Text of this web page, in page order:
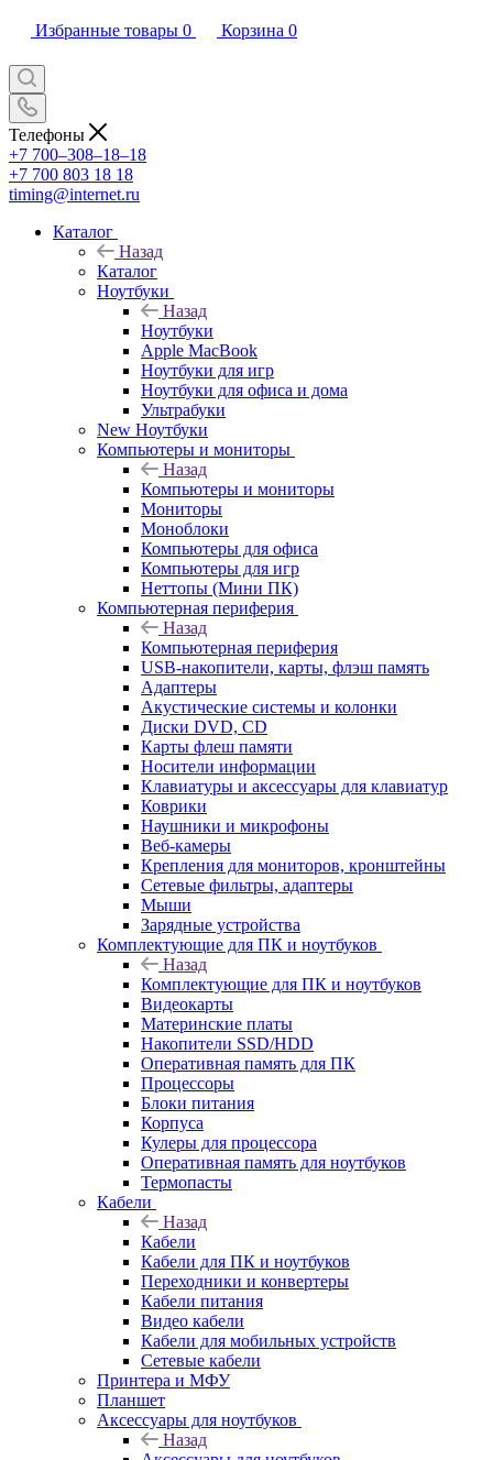
Избранные товары 0 Корзина 0
Телефоны
+7 700‒308‒18‒18
+7 700 803 18 18
timing@internet.ru
Каталог
Назад
Каталог
Ноутбуки
Назад
Ноутбуки
Apple MacBook
Ноутбуки для игр
Ноутбуки для офиса и дома
Ультрабуки
New Ноутбуки
Компьютеры и мониторы
Назад
Компьютеры и мониторы
Мониторы
Моноблоки
Компьютеры для офиса
Компьютеры для игр
Неттопы (Мини ПК)
Компьютерная периферия
Назад
Компьютерная периферия
USB-накопители, карты, флэш память
Адаптеры
Акустические системы и колонки
Диски DVD, CD
Карты флеш памяти
Носители информации
Клавиатуры и аксессуары для клавиатур
Коврики
Наушники и микрофоны
Веб-камеры
Крепления для мониторов, кронштейны
Сетевые фильтры, адаптеры
Мыши
Зарядные устройства
Комплектующие для ПК и ноутбуков
Назад
Комплектующие для ПК и ноутбуков
Видеокарты
Материнские платы
Накопители SSD/HDD
Оперативная память для ПК
Процессоры
Блоки питания
Корпуса
Кулеры для процессора
Оперативная память для ноутбуков
Термопасты
Кабели
Назад
Кабели
Кабели для ПК и ноутбуков
Переходники и конвертеры
Кабели питания
Видео кабели
Кабели для мобильных устройств
Сетевые кабели
Принтера и МФУ
Планшет
Аксессуары для ноутбуков
Назад